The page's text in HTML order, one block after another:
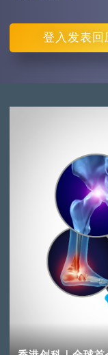
登入 发表回